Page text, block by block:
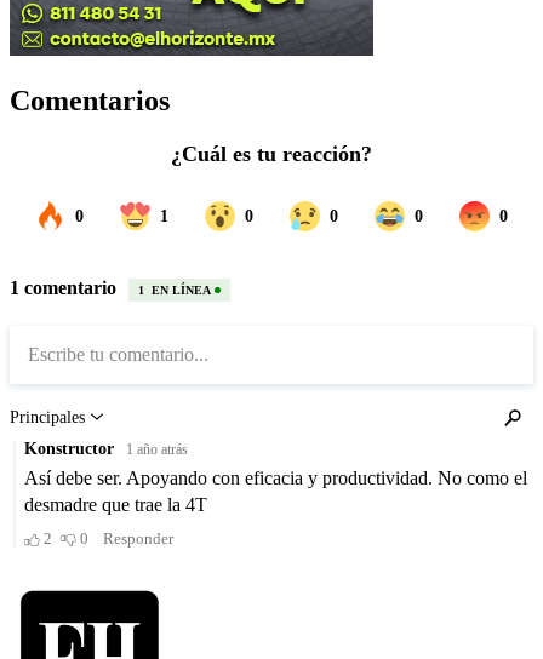
Comentarios